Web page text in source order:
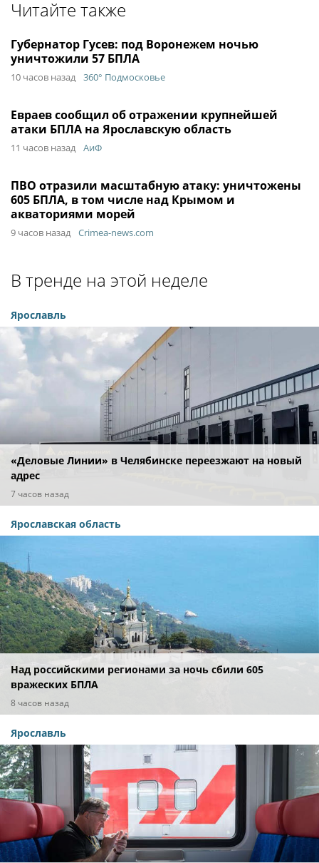
Читайте также
Губернатор Гусев: под Воронежем ночью
уничтожили 57 БПЛА
10 часов назад 360° Подмосковье
Евраев сообщил об отражении крупнейшей
атаки БПЛА на Ярославскую область
11 часов назад АиФ
ПВО отразили масштабную атаку: уничтожены
605 БПЛА, в том числе над Крымом и
акваториями морей
9 часов назад Crimea-news.com
В тренде на этой неделе
Ярославль
«Деловые Линии» в Челябинске переезжают на новый
адрес
7 часов назад
Ярославская область
Над российскими регионами за ночь сбили 605
вражеских БПЛА
8 часов назад
Ярославль